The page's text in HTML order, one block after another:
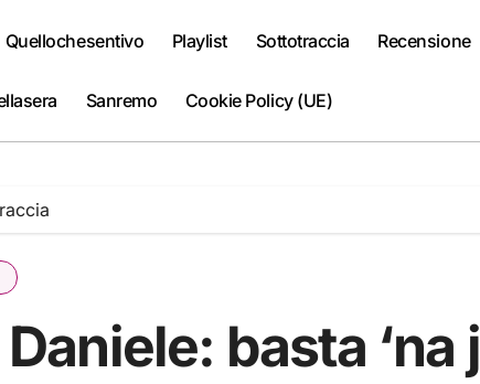
Quellochesentivo Playlist Sottotraccia Recensione
Sanremo Cookie Policy (UE)
basta ‘na